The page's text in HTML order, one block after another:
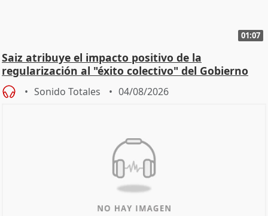
01:07
Saiz atribuye el impacto positivo de la
regularización al "éxito colectivo" del Gobierno
Sonido Totales 04/08/2026